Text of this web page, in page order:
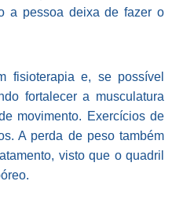
a pessoa deixa de fazer o
fisioterapia e, se possível
fortalecer a musculatura
movimento. Exercícios de
A perda de peso também
visto que o quadril